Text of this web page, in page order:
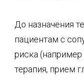
До назначения
пациентам с
риска (например
терапия, прием